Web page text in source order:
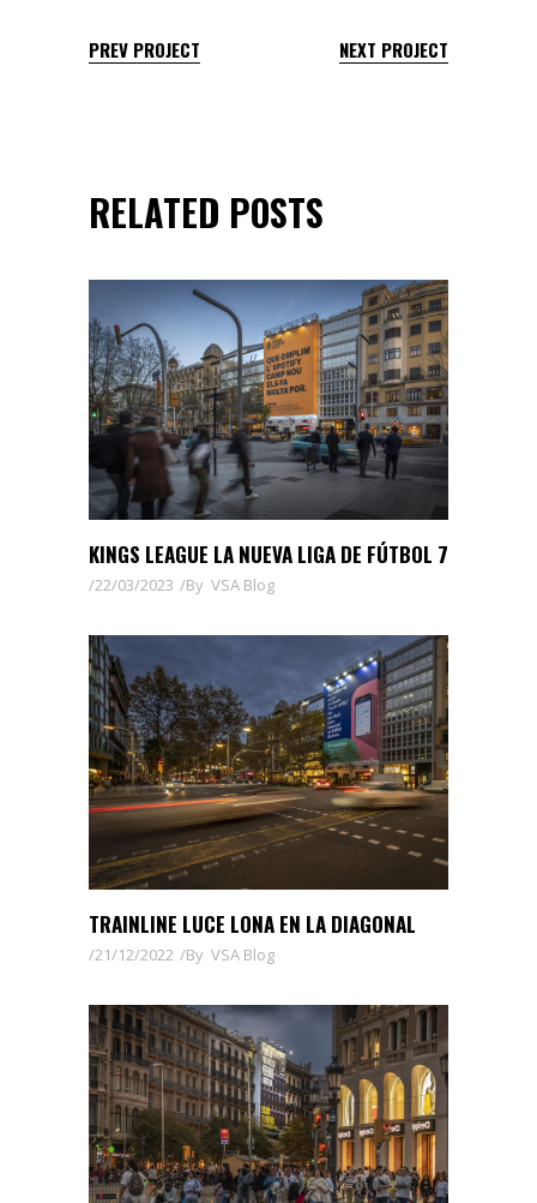
PREV PROJECT NEXT PROJECT
RELATED POSTS
KINGS LEAGUE LA NUEVA LIGA DE FÚTBOL 7
22/03/2023 By VSA Blog
TRAINLINE LUCE LONA EN LA DIAGONAL
21/12/2022 By VSA Blog